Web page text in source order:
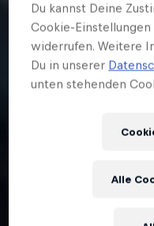
Du kannst Deine
Cookie-
widerrufen. Weitere
Du in unserer
unten stehenden
Alle